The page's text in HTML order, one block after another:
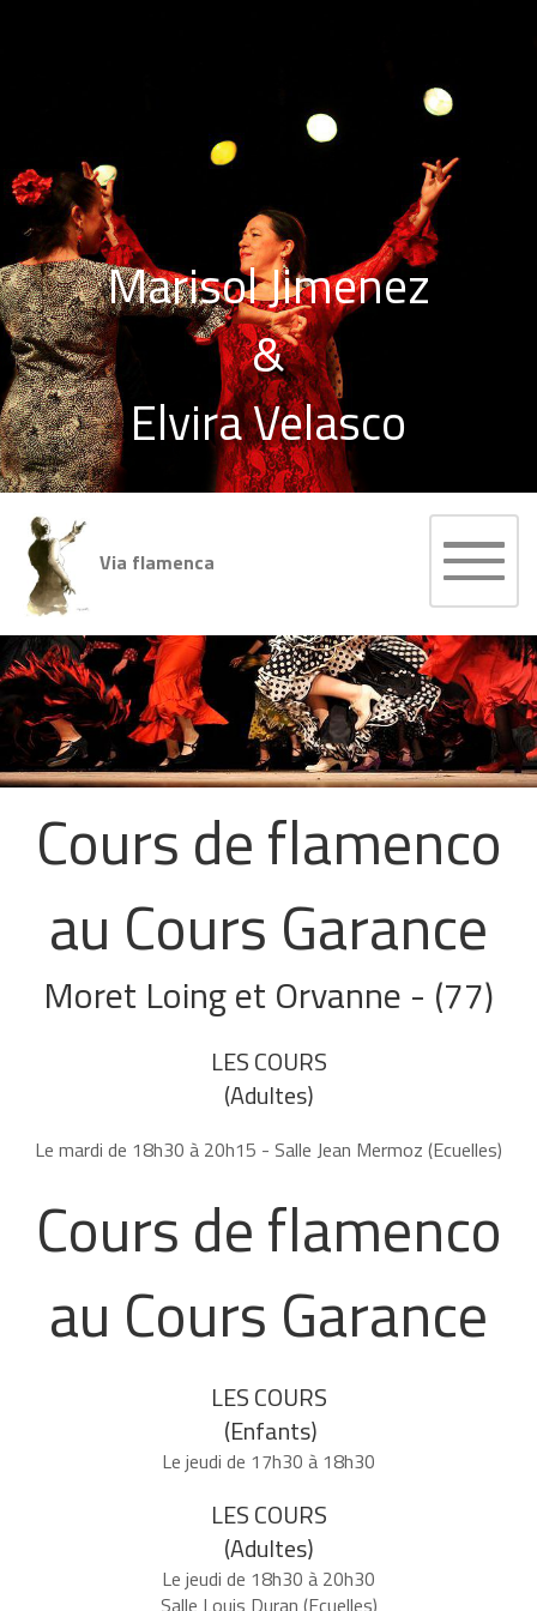
Marisol Jimenez
&
Elvira Velasco
Via flamenca
Cours de flamenco
au Cours Garance
Moret Loing et Orvanne - (77)
LES COURS
(Adultes)
Le mardi de 18h30 à 20h15 - Salle Jean Mermoz (Ecuelles)
Cours de flamenco
au Cours Garance
LES COURS
(Enfants)
Le jeudi de 17h30 à 18h30
LES COURS
(Adultes)
Le jeudi de 18h30 à 20h30
Salle Louis Duran (Ecuelles)